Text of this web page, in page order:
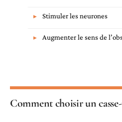
Stimuler les neurones
Augmenter le sens de
Comment choisir un